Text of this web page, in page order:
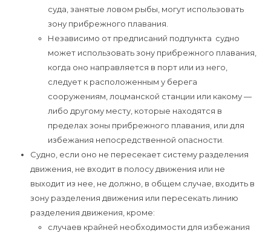
суда, занятые ловом рыбы, могут использовать
зону прибрежного плавания.
Независимо от предписаний подпункта судно
может использовать зону прибрежного плавания,
когда оно направляется в порт или из него,
следует к расположенным у берега
сооружениям, лоцманской станции или какому —
либо другому месту, которые находятся в
пределах зоны прибрежного плавания, или для
избежания непосредственной опасности.
Судно, если оно не пересекает систему разделения
движения, не входит в полосу движения или не
выходит из нее, не должно, в общем случае, входить в
зону разделения движения или пересекать линию
разделения движения, кроме:
случаев крайней необходимости для избежания